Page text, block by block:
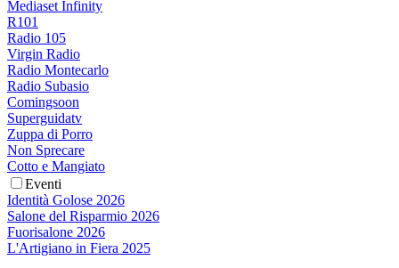
Mediaset Infinity
R101
Radio 105
Virgin Radio
Radio Montecarlo
Radio Subasio
Comingsoon
Superguidatv
Zuppa di Porro
Non Sprecare
Cotto e Mangiato
Eventi
Identità Golose 2026
Salone del Risparmio 2026
Fuorisalone 2026
L'Artigiano in Fiera 2025